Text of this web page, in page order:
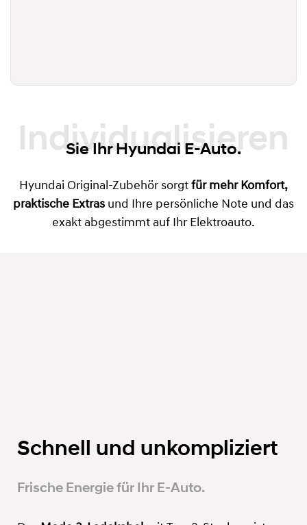
Individualisieren
Sie Ihr Hyundai E-Auto.
Hyundai Original-Zubehör sorgt für mehr Komfort,
praktische Extras und Ihre persönliche Note und das
exakt abgestimmt auf Ihr Elektroauto.
Schnell und unkompliziert
Frische Energie für Ihr E-Auto.